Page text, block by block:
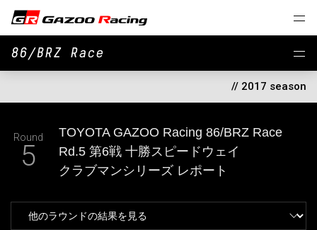
86/BRZ Race
// 2017 season
Round
5
TOYOTA GAZOO Racing 86/BRZ Race
Rd.5 第6戦 十勝スピードウェイ
クラブマンシリーズ レポート